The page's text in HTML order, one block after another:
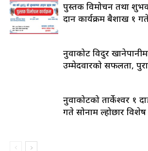
पुस्तक विमोचन तथा
प्रदान कार्यक्रम बैशाख १
नुवाकोट विदुर
उम्मेदवारको सफलता,
नुवाकोटको तार्केश्वर १
गते सोनाम ल्होछार